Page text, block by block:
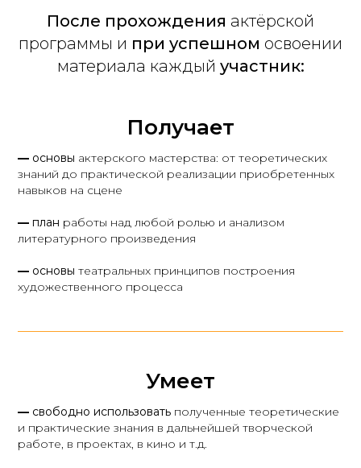
После прохождения актёрской
программы и при успешном освоении
материала каждый участник:
Получает
— основы актерского мастерства: от теоретических
знаний до практической реализации приобретенных
навыков на сцене
— план работы над любой ролью и анализом
литературного произведения
— основы театральных принципов построения
художественного процесса
Умеет
— свободно использовать полученные теоретические
и практические знания в дальнейшей творческой
работе, в проектах, в кино и т.д.